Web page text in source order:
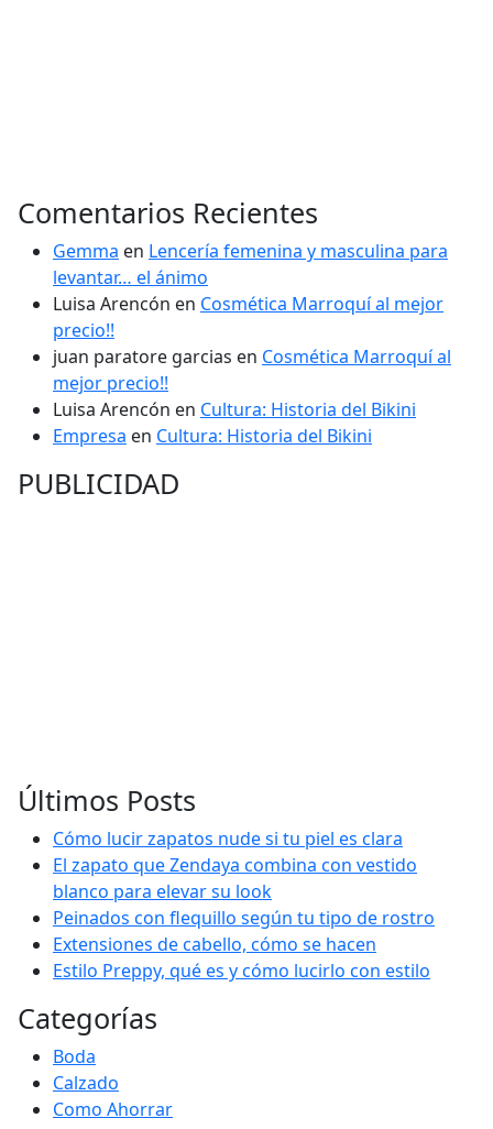
Comentarios Recientes
Gemma en Lencería femenina y masculina para
levantar… el ánimo
Luisa Arencón en Cosmética Marroquí al mejor
precio!!
juan paratore garcias en Cosmética Marroquí al
mejor precio!!
Luisa Arencón en Cultura: Historia del Bikini
Empresa en Cultura: Historia del Bikini
PUBLICIDAD
Últimos Posts
Cómo lucir zapatos nude si tu piel es clara
El zapato que Zendaya combina con vestido
blanco para elevar su look
Peinados con flequillo según tu tipo de rostro
Extensiones de cabello, cómo se hacen
Estilo Preppy, qué es y cómo lucirlo con estilo
Categorías
Boda
Calzado
Como Ahorrar